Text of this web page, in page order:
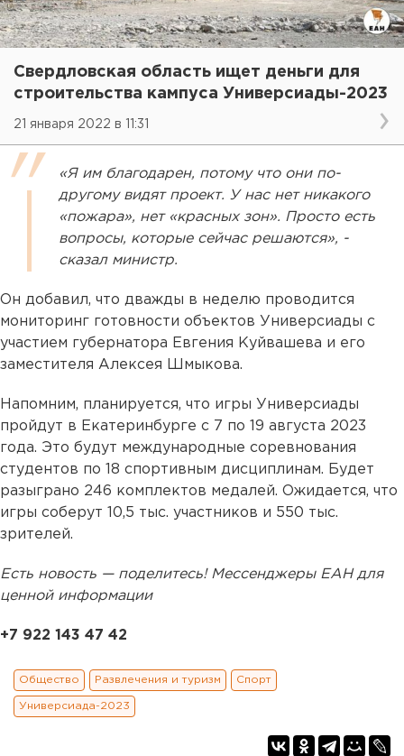
Свердловская область ищет деньги для
строительства кампуса Универсиады-2023
21 января 2022 в 11:31
«Я им благодарен, потому что они по-
другому видят проект. У нас нет никакого
«пожара», нет «красных зон». Просто есть
вопросы, которые сейчас решаются», -
сказал министр.
Он добавил, что дважды в неделю проводится
мониторинг готовности объектов Универсиады с
участием губернатора Евгения Куйвашева и его
заместителя Алексея Шмыкова.
Напомним, планируется, что игры Универсиады
пройдут в Екатеринбурге с 7 по 19 августа 2023
года. Это будут международные соревнования
студентов по 18 спортивным дисциплинам. Будет
разыграно 246 комплектов медалей. Ожидается, что
игры соберут 10,5 тыс. участников и 550 тыс.
зрителей.
Есть новость — поделитесь! Мессенджеры ЕАН для
ценной информации
+7 922 143 47 42
Общество Развлечения и туризм Спорт
Универсиада-2023